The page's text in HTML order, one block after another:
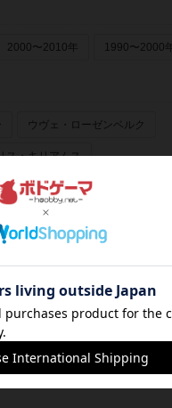
2000〜2010年 1990〜2000年
ウヴェ・ローゼンベルク
ス・キリアムス